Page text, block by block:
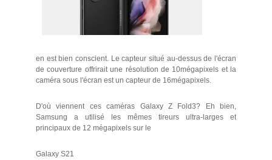
en est bien conscient. Le capteur situé au-dessus de l'écran
de couverture offrirait une résolution de 10mégapixels et la
caméra sous l'écran est un capteur de 16mégapixels.
D'où viennent ces caméras Galaxy Z Fold3? Eh bien,
Samsung a utilisé les mêmes tireurs ultra-larges et
principaux de 12 mégapixels sur le
Galaxy S21